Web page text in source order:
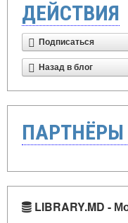
ДЕЙСТВИЯ
Подписаться
Назад в блог
LIBRARY.MD -